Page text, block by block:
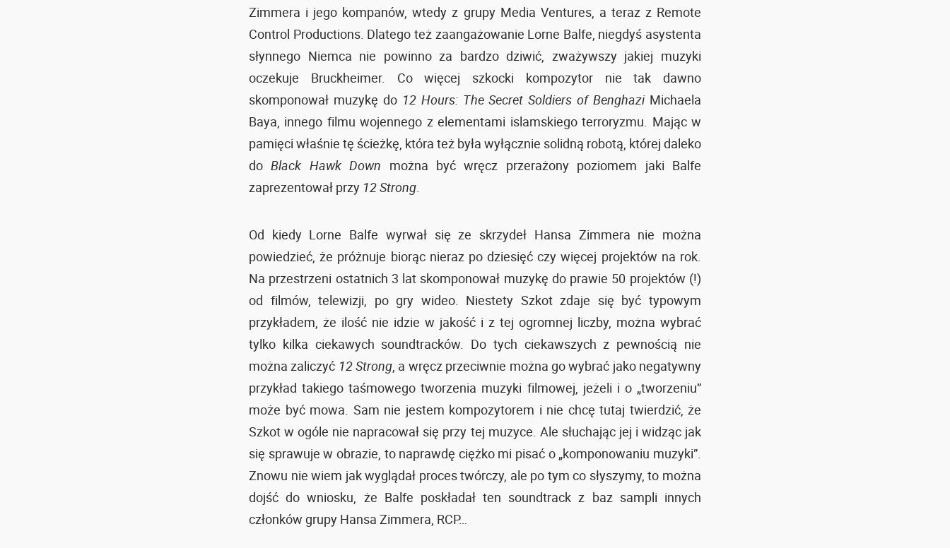
Zimmera i jego kompanów, wtedy z grupy Media Ventures, a teraz z Remote
Control Productions. Dlatego też zaangażowanie Lorne Balfe, niegdyś asystenta
słynnego Niemca nie powinno za bardzo dziwić, zważywszy jakiej muzyki
oczekuje Bruckheimer. Co więcej szkocki kompozytor nie tak dawno
skomponował muzykę do 12 Hours: The Secret Soldiers of Benghazi Michaela
Baya, innego filmu wojennego z elementami islamskiego terroryzmu. Mając w
pamięci właśnie tę ścieżkę, która też była wyłącznie solidną robotą, której daleko
doBlack Hawk Down można być wręcz przerażony poziomem jaki Balfe
zaprezentował przy 12 Strong.
Od kiedy Lorne Balfe wyrwał się ze skrzydeł Hansa Zimmera nie można
powiedzieć, że próżnuje biorąc nieraz po dziesięć czy więcej projektów na rok.
Na przestrzeni ostatnich 3 lat skomponował muzykę do prawie 50 projektów (!)
od filmów, telewizji, po gry wideo. Niestety Szkot zdaje się być typowym
przykładem, że ilość nie idzie w jakość i z tej ogromnej liczby, można wybrać
tylko kilka ciekawych soundtracków. Do tych ciekawszych z pewnością nie
można zaliczyć 12 Strong , a wręcz przeciwnie można go wybrać jako negatywny
przykład takiego taśmowego tworzenia muzyki filmowej, jeżeli i o „tworzeniu”
może być mowa. Sam nie jestem kompozytorem i nie chcę tutaj twierdzić, że
Szkot w ogóle nie napracował się przy tej muzyce. Ale słuchając jej i widząc jak
się sprawuje w obrazie, to naprawdę ciężko mi pisać o „komponowaniu muzyki”.
Znowu nie wiem jak wyglądał proces twórczy, ale po tym co słyszymy, to można
dojść do wniosku, że Balfe poskładał ten soundtrack z baz sampli innych
członków grupy Hansa Zimmera, RCP…